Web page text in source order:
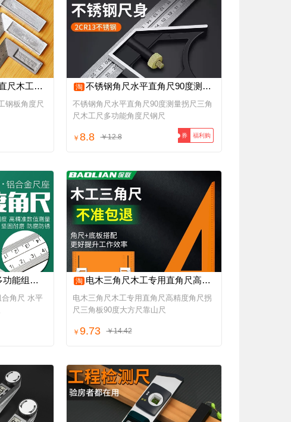
角尺手动测量工具
钢板角度尺
淘 不锈钢角尺水平直角尺90度测量拐尺三角尺木工尺多功能角度尺钢尺
不锈钢角尺水平直角尺90度测量拐尺三角
尺木工尺多功能角度尺钢尺
￥ 8.8 ￥12.8 券 福利购
度90度直角拐尺
角尺 水平
淘 电木三角尺木工专用直角尺高精度角尺拐尺三角板90度大方尺靠山尺
电木三角尺木工专用直角尺高精度角尺拐
尺三角板90度大方尺靠山尺
￥ 9.73 ￥14.42